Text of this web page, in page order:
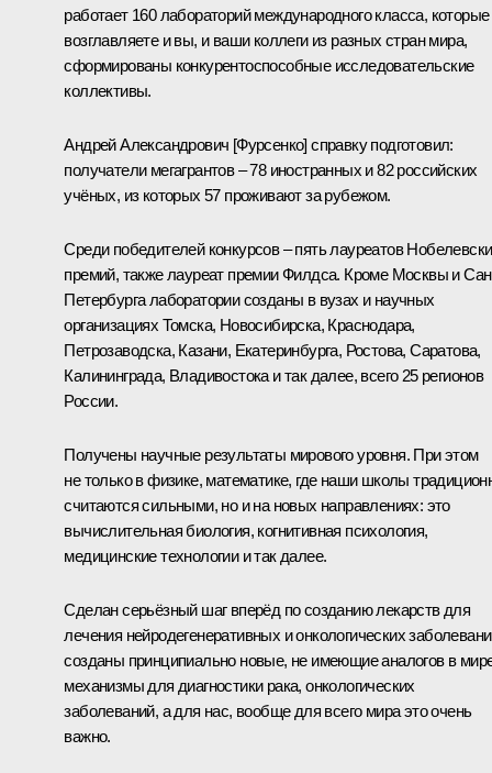
работает 160 лабораторий международного класса, которые
возглавляете и вы, и ваши коллеги из разных стран мира,
сформированы конкурентоспособные исследовательские
коллективы.
Андрей Александрович [Фурсенко] справку подготовил:
получатели мегагрантов – 78 иностранных и 82 российских
учёных, из которых 57 проживают за рубежом.
Среди победителей конкурсов – пять лауреатов
премий, также лауреат премии Филдса. Кроме Москвы и
Петербурга лаборатории созданы в вузах и научных
организациях Томска, Новосибирска, Краснодара,
Петрозаводска, Казани, Екатеринбурга, Ростова, Саратова,
Калининграда, Владивостока и так далее, всего 25 регионов
России.
Получены научные результаты мирового уровня. При этом
не только в физике, математике, где наши школы
считаются сильными, но и на новых направлениях: это
вычислительная биология, когнитивная психология,
медицинские технологии и так далее.
Сделан серьёзный шаг вперёд по созданию лекарств для
лечения нейродегенеративных и онкологических
созданы принципиально новые, не имеющие аналогов в
механизмы для диагностики рака, онкологических
заболеваний, а для нас, вообще для всего мира это очень
важно.